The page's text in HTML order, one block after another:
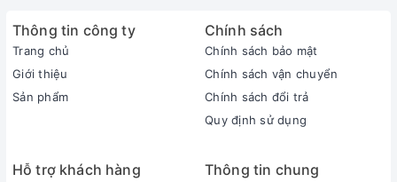
Thông tin công ty
Trang chủ
Giới thiệu
Sản phẩm
Chính sách
Chính sách bảo mật
Chính sách vận chuyển
Chính sách đổi trả
Quy định sử dụng
Hỗ trợ khách hàng Thông tin chung